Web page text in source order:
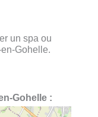
un spa ou
Gohelle.
Gohelle :